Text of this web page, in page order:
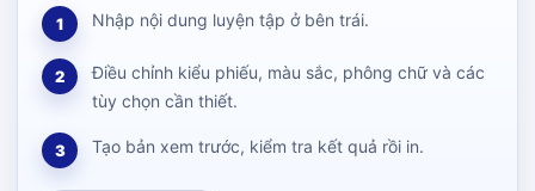
1 Nhập nội dung luyện tập ở bên trái.
2
Điều chỉnh kiểu phiếu, màu sắc, phông chữ và các
tùy chọn cần thiết.
3 Tạo bản xem trước, kiểm tra kết quả rồi in.